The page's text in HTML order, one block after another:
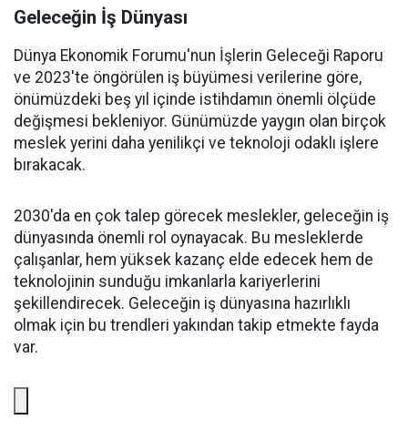
Geleceğin İş Dünyası
Dünya Ekonomik Forumu'nun İşlerin Geleceği Raporu
ve 2023'te öngörülen iş büyümesi verilerine göre,
önümüzdeki beş yıl içinde istihdamın önemli ölçüde
değişmesi bekleniyor. Günümüzde yaygın olan birçok
meslek yerini daha yenilikçi ve teknoloji odaklı işlere
bırakacak.
2030'da en çok talep görecek meslekler, geleceğin iş
dünyasında önemli rol oynayacak. Bu mesleklerde
çalışanlar, hem yüksek kazanç elde edecek hem de
teknolojinin sunduğu imkanlarla kariyerlerini
şekillendirecek. Geleceğin iş dünyasına hazırlıklı
olmak için bu trendleri yakından takip etmekte fayda
var.